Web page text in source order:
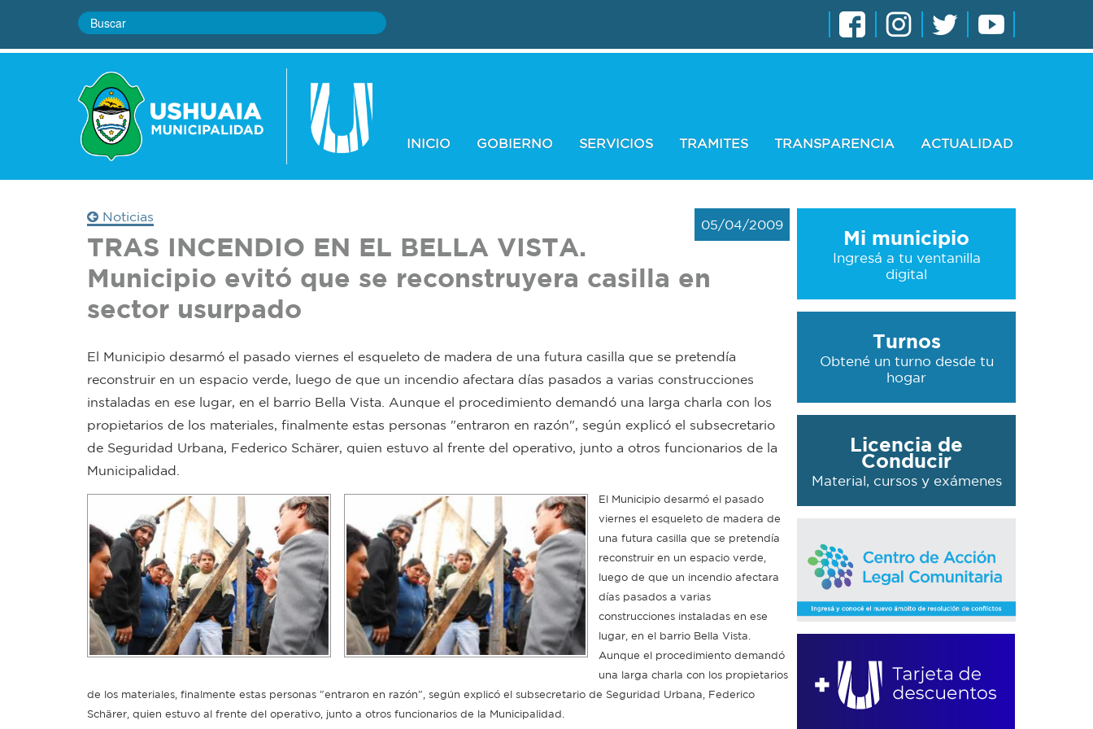
INICIO GOBIERNO SERVICIOS TRAMITES TRANSPARENCIA ACTUALIDAD
Noticias
05/04/2009
TRAS INCENDIO EN EL BELLA VISTA.
Municipio evitó que se reconstruyera casilla en
sector usurpado
El Municipio desarmó el pasado viernes el esqueleto de madera de una futura casilla que se pretendía
reconstruir en un espacio verde, luego de que un incendio afectara días pasados a varias construcciones
instaladas en ese lugar, en el barrio Bella Vista. Aunque el procedimiento demandó una larga charla con los
propietarios de los materiales, finalmente estas personas "entraron en razón", según explicó el subsecretario
de Seguridad Urbana, Federico Schärer, quien estuvo al frente del operativo, junto a otros funcionarios de la
Municipalidad.
El Municipio desarmó el pasado
viernes el esqueleto de madera de
una futura casilla que se pretendía
reconstruir en un espacio verde,
luego de que un incendio afectara
días pasados a varias
construcciones instaladas en ese
lugar, en el barrio Bella Vista.
Aunque el procedimiento demandó
una larga charla con los propietarios
de los materiales, finalmente estas personas "entraron en razón", según explicó el subsecretario de Seguridad Urbana, Federico
Schärer, quien estuvo al frente del operativo, junto a otros funcionarios de la Municipalidad.
Mi municipio
Ingresá a tu ventanilla
digital
Turnos
Obtené un turno desde tu
hogar
Licencia de
Conducir
Material, cursos y exámenes